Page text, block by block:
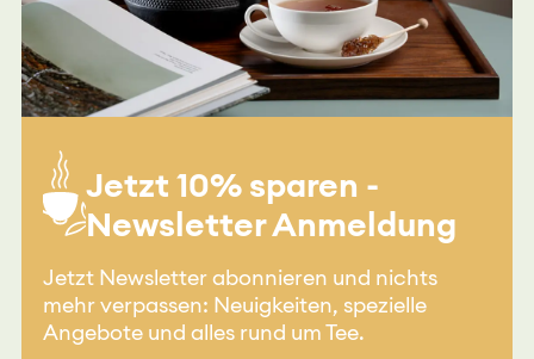
Jetzt 10% sparen -
Newsletter Anmeldung
Jetzt Newsletter abonnieren und nichts
mehr verpassen: Neuigkeiten, spezielle
Angebote und alles rund um Tee.